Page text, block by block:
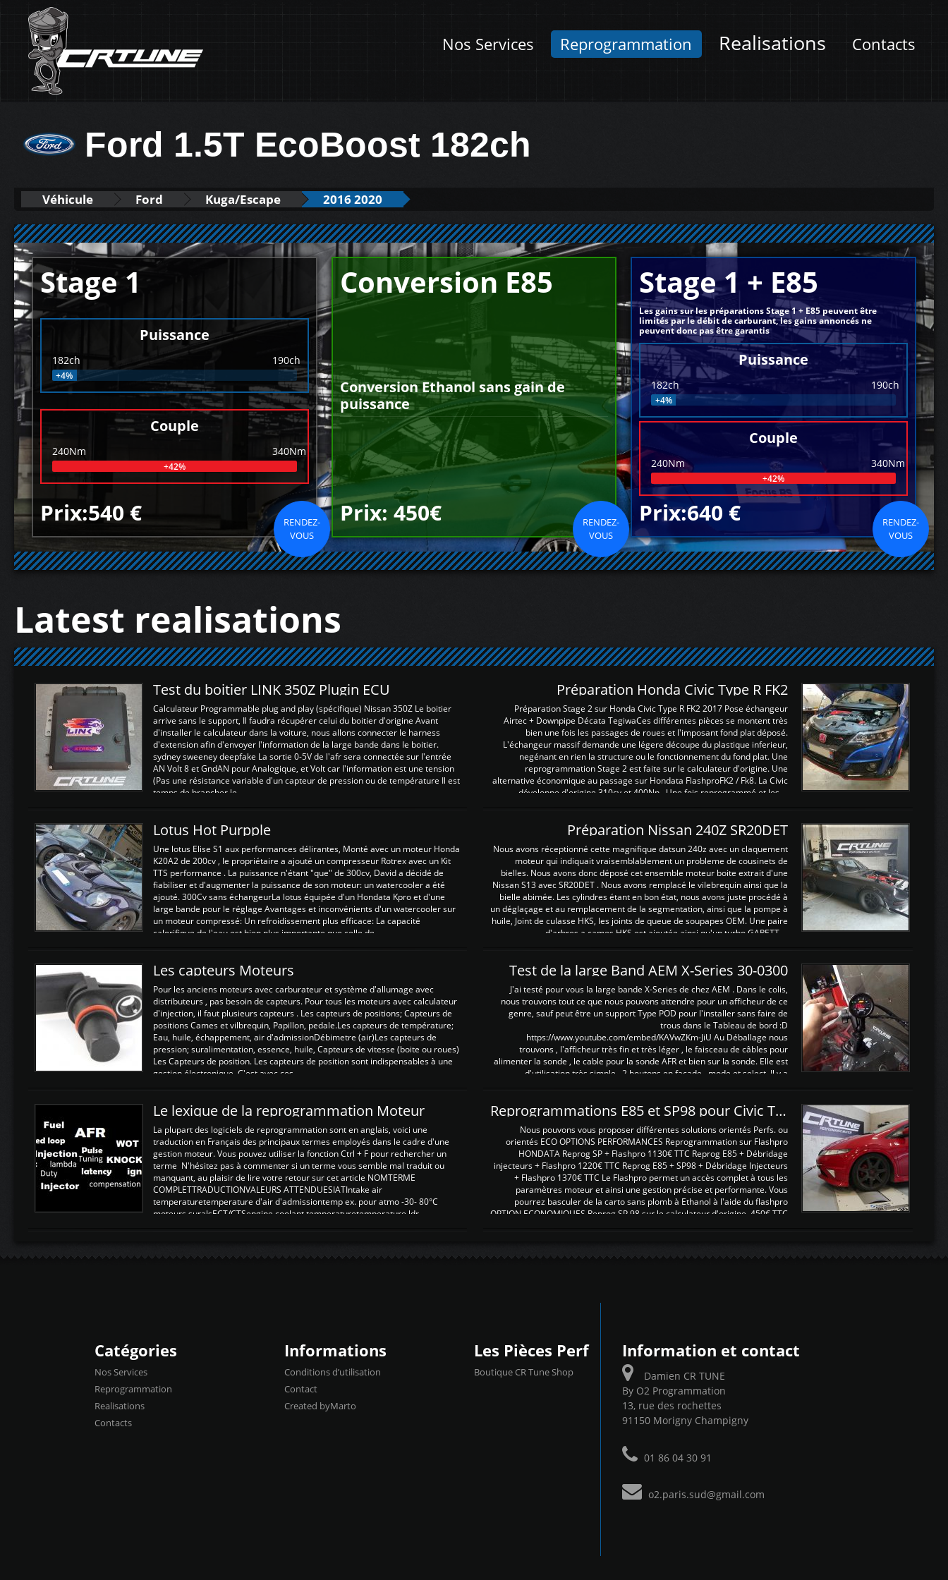
Nos Services Reprogrammation Realisations Contacts
Ford 1.5T EcoBoost 182ch
Véhicule Ford Kuga/Escape 2016 2020
Stage 1
Puissance
182ch 190ch
+4%
Couple
240Nm 340Nm
+42%
Prix:540 €
RENDEZ-
VOUS
Conversion E85
Conversion Ethanol sans gain de
puissance
Prix: 450€
RENDEZ-
VOUS
Stage 1 + E85
Les gains sur les préparations Stage 1 + E85 peuvent être
limités par le débit de carburant, les gains annoncés ne
peuvent donc pas être garantis
Puissance
182ch 190ch
+4%
Couple
240Nm 340Nm
+42%
Prix:640 €
RENDEZ-
VOUS
Latest realisations
Test du boitier LINK 350Z Plugin ECU
Calculateur Programmable plug and play (spécifique) Nissan 350Z Le boitier
arrive sans le support, Il faudra récupérer celui du boitier d'origine Avant
d'installer le calculateur dans la voiture, nous allons connecter le harness
d'extension afin d'envoyer l'information de la large bande dans le boitier.
sydney sweeney deepfake La sortie 0-5V de l'afr sera connectée sur l'entrée
AN Volt 8 et GndAN pour Analogique, et Volt car l'information est une tension
(Pas une résistance variable d'un capteur de pression ou de température Il est
temps de brancher le ...
Préparation Honda Civic Type R FK2
Préparation Stage 2 sur Honda Civic Type R FK2 2017 Pose échangeur
Airtec + Downpipe Décata TegiwaCes différentes pièces se montent très
bien une fois les passages de roues et l'imposant fond plat déposé.
L'échangeur massif demande une légere découpe du plastique inferieur,
negénant en rien la structure ou le fonctionnement du fond plat. Une
reprogrammation Stage 2 est faite sur le calculateur d'origine. Une
alternative économique au passage sur Hondata FlashproFK2 / Fk8. La Civic
développe d'origine 310cv et 400Nn , Une fois reprogrammé et les ...
Lotus Hot Purpple
Une lotus Elise S1 aux performances délirantes, Monté avec un moteur Honda
K20A2 de 200cv , le propriétaire a ajouté un compresseur Rotrex avec un Kit
TTS performance . La puissance n'étant "que" de 300cv, David a décidé de
fiabiliser et d'augmenter la puissance de son moteur: un watercooler a été
ajouté. 300Cv sans échangeurLa lotus équipée d'un Hondata Kpro et d'une
large bande pour le réglage Avantages et inconvénients d'un watercooler sur
un moteur compressé: Un refroidissement plus efficace: La capacité
calorifique de l'eau est bien plus importante que celle de ...
Préparation Nissan 240Z SR20DET
Nous avons réceptionné cette magnifique datsun 240z avec un claquement
moteur qui indiquait vraisemblablement un probleme de cousinets de
bielles. Nous avons donc déposé cet ensemble moteur boite extrait d'une
Nissan S13 avec SR20DET . Nous avons remplacé le vilebrequin ainsi que la
bielle abimée. Les cylindres étant en bon état, nous avons juste procédé à
un déglaçage et au remplacement de la segmentation, ainsi que la pompe à
huile, Joint de culasse HKS, les joints de queue de soupapes OEM. Une paire
d'arbres a cames HKS est ajoutée ainsi qu'un turbo GARETT ...
Les capteurs Moteurs
Pour les anciens moteurs avec carburateur et système d'allumage avec
distributeurs , pas besoin de capteurs. Pour tous les moteurs avec calculateur
d'injection, il faut plusieurs capteurs . Les capteurs de positions; Capteurs de
positions Cames et vilbrequin, Papillon, pedale.Les capteurs de température;
Eau, huile, échappement, air d'admissionDébimetre (air)Les capteurs de
pression; suralimentation, essence, huile, Capteurs de vitesse (boite ou roues)
Les Capteurs de position. Les capteurs de position sont indispensables à une
gestion électronique. C'est avec ces ...
Test de la large Band AEM X-Series 30-0300
J'ai testé pour vous la large bande X-Series de chez AEM . Dans le colis,
nous trouvons tout ce que nous pouvons attendre pour un afficheur de ce
genre, sauf peut être un support Type POD pour l'installer sans faire de
trous dans le Tableau de bord :D
https://www.youtube.com/embed/KAVwZKm-JiU Au Déballage nous
trouvons , l'afficheur très fin et très léger , le faisceau de câbles pour
alimenter la sonde , le cable pour la sonde AFR et bien sur la sonde. Elle est
d'utilisation très simple , 2 boutons en façade , mode et select. Il y a
Le lexique de la reprogrammation Moteur
La plupart des logiciels de reprogrammation sont en anglais, voici une
traduction en Français des principaux termes employés dans le cadre d'une
gestion moteur. Vous pouvez utiliser la fonction Ctrl + F pour rechercher un
terme N'hésitez pas à commenter si un terme vous semble mal traduit ou
manquant, au plaisir de lire votre retour sur cet article NOMTERME
COMPLETTRADUCTIONVALEURS ATTENDUESIATIntake air
temperaturetemperature d'air d'admissiontemp ex. pour atmo -30- 80°C
moteurs suralsECT/CTSengine coolant temperaturetemperature ldr
Reprogrammations E85 et SP98 pour Civic Type R FN2
Nous pouvons vous proposer différentes solutions orientés Perfs. ou
orientés ECO OPTIONS PERFORMANCES Reprogrammation sur Flashpro
HONDATA Reprog SP + Flashpro 1130€ TTC Reprog E85 + Débridage
injecteurs + Flashpro 1220€ TTC Reprog E85 + SP98 + Débridage Injecteurs
+ Flashpro 1370€ TTC Le Flashpro permet un accès complet à tous les
paramètres moteur et ainsi une gestion précise et performante. Vous
pourrez basculer de la carto sans plomb à Ethanol à l'aide du flashpro
OPTION ECONOMIQUES Reprog SP 98 sur le calculateur d'origine 450€ TTC
Catégories
Nos Services
Reprogrammation
Realisations
Contacts
Informations
Conditions d’utilisation
Contact
Created byMarto
Les Pièces Perf
Boutique CR Tune Shop
Information et contact
Damien CR TUNE
By O2 Programmation
13, rue des rochettes
91150 Morigny Champigny
01 86 04 30 91
o2.paris.sud@gmail.com